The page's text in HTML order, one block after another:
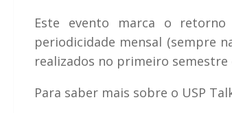
Este evento marca o
periodicidade mensal (sempre
realizados no primeiro
Para saber mais sobre o USP